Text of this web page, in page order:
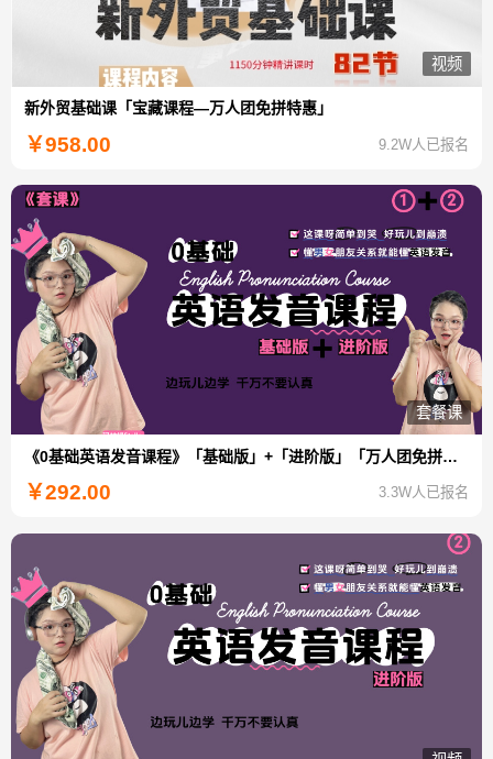
视频
新外贸基础课「宝藏课程—万人团免拼特惠」
￥958.00 9.2W人已报名
套餐课
《0基础英语发音课程》「基础版」+「进阶版」「万人团免拼特惠」
￥292.00 3.3W人已报名